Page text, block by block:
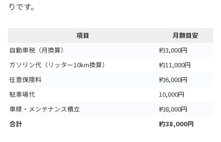
りです。
項目
月額目安
自動車税（月換算）
約3,000円
ガソリン代（リッター10km換算）
約11,000円
任意保険料
約6,000円
駐車場代
10,000円
車検・メンテナンス積立
約8,000円
合計
約38,000円